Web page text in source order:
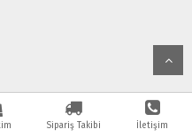
Sipariş Takibi İletişim